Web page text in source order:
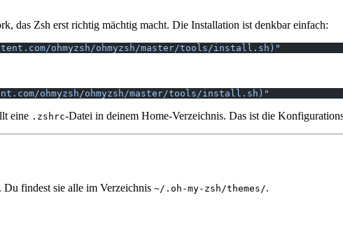
das Zsh erst richtig mächtig macht. Die Installation ist denkbar einfach:
ohmyzsh/ohmyzsh/master/tools/install.sh)"
ohmyzsh/ohmyzsh/master/tools/install.sh)"
eine .zshrc-Datei in deinem Home-Verzeichnis. Das ist die
findest sie alle im Verzeichnis ~/.oh-my-zsh/themes/.